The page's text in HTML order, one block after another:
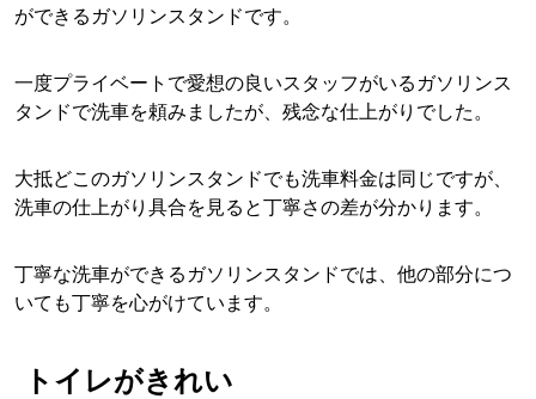
ができるガソリンスタンドです。
一度プライベートで愛想の良いスタッフがいるガソリンス
タンドで洗車を頼みましたが、残念な仕上がりでした。
大抵どこのガソリンスタンドでも洗車料金は同じですが、
洗車の仕上がり具合を見ると丁寧さの差が分かります。
丁寧な洗車ができるガソリンスタンドでは、他の部分につ
いても丁寧を心がけています。
トイレがきれい